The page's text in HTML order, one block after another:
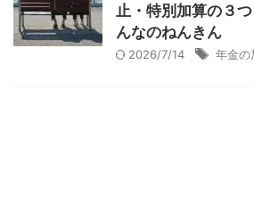
止・特別加算の３
んなのねんきん
2026/7/14 年金の